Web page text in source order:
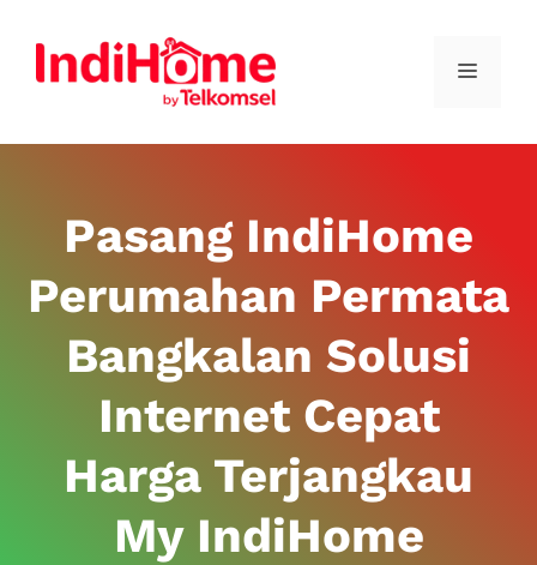
Pasang IndiHome
Perumahan Permata
Bangkalan Solusi
Internet Cepat
Harga Terjangkau
My IndiHome